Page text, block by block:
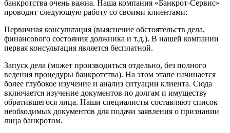
банкротства очень важна. Наша компания «Банкрот-Сервис»
проводит следующую работу со своими клиентами:
Первичная консультация (выяснение обстоятельств дела,
финансового состояния должника и т.д.). В нашей компании
первая консультация является бесплатной.
Запуск дела (может производиться отдельно, без полного
ведения процедуры банкротства). На этом этапе начинается
более глубокое изучение и анализ ситуации клиента. Сюда
включается изучение документов по долгам и имуществу
обратившегося лица. Наши специалисты составляют список
необходимых документов для подачи заявления о признании
лица банкротом.